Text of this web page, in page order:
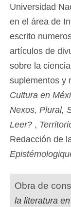
Universidad
en el área de
escrito
artículos de
sobre la
suplementos y
Cultura en
Nexos, Plural,
Leer? ,
Redacción de
Obra de
la literatura